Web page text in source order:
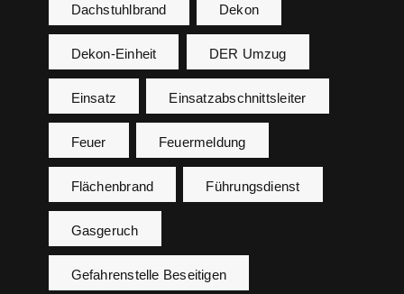
Dachstuhlbrand Dekon
Dekon-Einheit DER Umzug
Einsatz Einsatzabschnittsleiter
Feuer Feuermeldung
Flächenbrand Führungsdienst
Gasgeruch
Gefahrenstelle Beseitigen